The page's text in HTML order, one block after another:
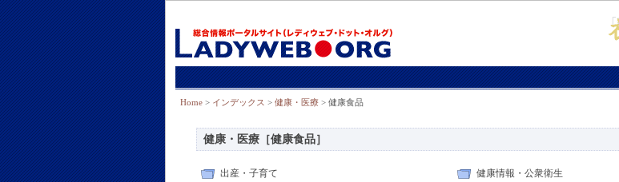
Home > インデックス > 健康・医療 > 健康食品
健康・医療［健康食品］
出産・子育て
健康情報・公衆衛生